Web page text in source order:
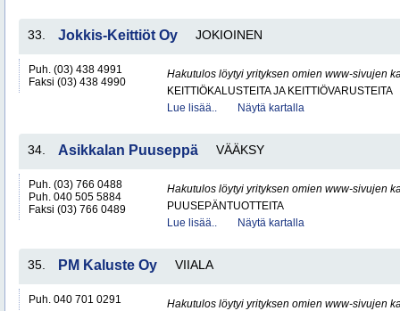
33. Jokkis-Keittiöt Oy JOKIOINEN
Puh. (03) 438 4991
Faksi (03) 438 4990
Hakutulos löytyi yrityksen omien www-sivujen
KEITTIÖKALUSTEITA JA KEITTIÖVARUSTEITA
Lue lisää..
Näytä kartalla
34. Asikkalan Puuseppä VÄÄKSY
Puh. (03) 766 0488
Puh. 040 505 5884
Faksi (03) 766 0489
Hakutulos löytyi yrityksen omien www-sivujen
PUUSEPÄNTUOTTEITA
Lue lisää..
Näytä kartalla
35. PM Kaluste Oy VIIALA
Puh. 040 701 0291
Hakutulos löytyi yrityksen omien www-sivujen